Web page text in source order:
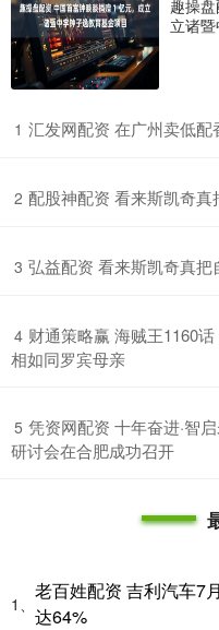
趣操
立诸
1 汇发网配资 在广州卖低
2 配股神配资 看来斯凯奇真
3 弘益配资 看来斯凯奇真把
4 财通策略赢 海贼王1160
相如同罗宾母亲
5 凭资网配资 十年奋进·智
研讨会在合肥成功召开
1、
老百姓配资 吉利汽车7
达64%